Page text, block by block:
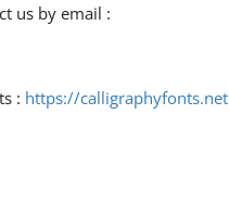
us by email :
: https://calligraphyfonts.net